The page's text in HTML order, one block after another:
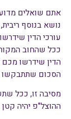
אתם שואלים
נושא בנוסף
עורכי הדין
ככל שהחוב
הדין שידרשו מכם
הסכום שתתבקשו
מסיבה זו, ככל
ההוצל"פ יהיה קטן